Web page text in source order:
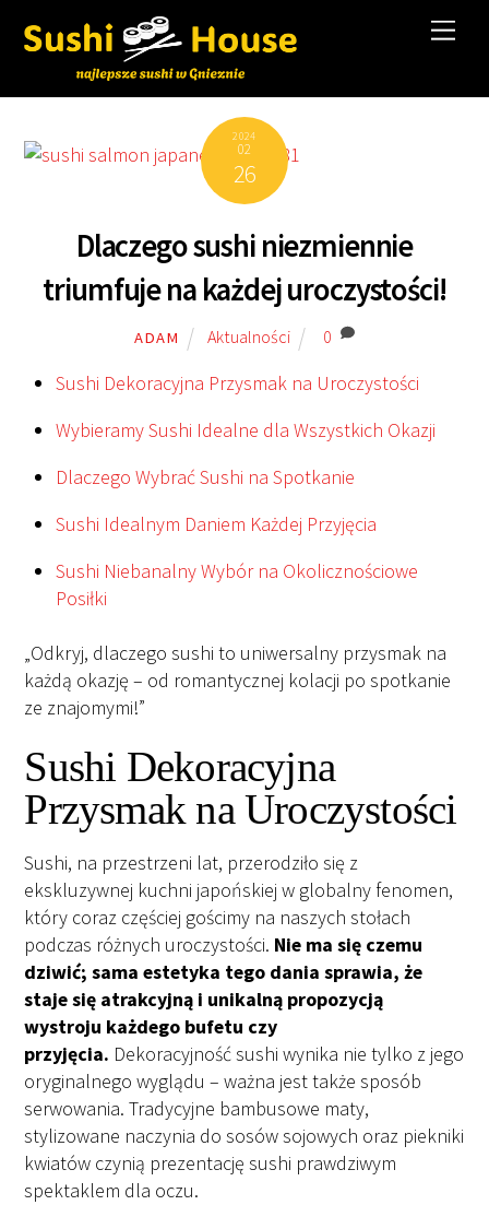
2024
02
26
Dlaczego sushi niezmiennie
triumfuje na każdej uroczystości!
ADAM Aktualności 0
Sushi Dekoracyjna Przysmak na Uroczystości
Wybieramy Sushi Idealne dla Wszystkich Okazji
Dlaczego Wybrać Sushi na Spotkanie
Sushi Idealnym Daniem Każdej Przyjęcia
Sushi Niebanalny Wybór na Okolicznościowe
Posiłki
„Odkryj, dlaczego sushi to uniwersalny przysmak na
każdą okazję – od romantycznej kolacji po spotkanie
ze znajomymi!”
Sushi Dekoracyjna
Przysmak na Uroczystości
Sushi, na przestrzeni lat, przerodziło się z
ekskluzywnej kuchni japońskiej w globalny fenomen,
który coraz częściej gościmy na naszych stołach
podczas różnych uroczystości. Nie ma się czemu
dziwić; sama estetyka tego dania sprawia, że
staje się atrakcyjną i unikalną propozycją
wystroju każdego bufetu czy
przyjęcia. Dekoracyjność sushi wynika nie tylko z jego
oryginalnego wyglądu – ważna jest także sposób
serwowania. Tradycyjne bambusowe maty,
stylizowane naczynia do sosów sojowych oraz piekniki
kwiatów czynią prezentację sushi prawdziwym
spektaklem dla oczu.